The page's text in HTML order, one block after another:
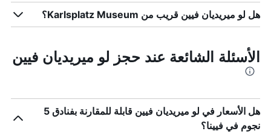
هل لو ميريديان فيين قريب من Karlsplatz Museum؟
الأسئلة الشائعة عند حجز لو ميريديان فيين
هل الأسعار في لو ميريديان فيين قابلة للمقارنة بفنادق 5
نجوم في فيينا؟